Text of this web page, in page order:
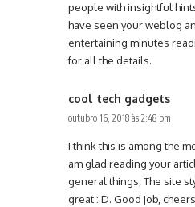
people with insightful
have seen your weblog
entertaining minutes
for all the details.
cool tech gadgets
outubro 16, 2018 às 2:48 pm
I think this is among the
am glad reading your
general things, The site
great : D. Good job, cheers